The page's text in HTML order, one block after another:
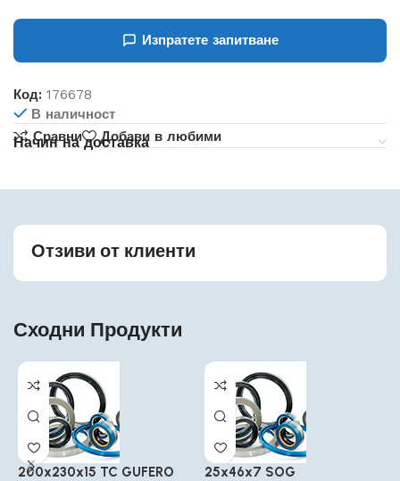
Изпратете запитване
Код:176678
В наличност
Сравни
Добави в любими
Начин на доставка
Отзиви от клиенти
Сходни Продукти
200x230x15 TC GUFERO 25x46x7 SOG